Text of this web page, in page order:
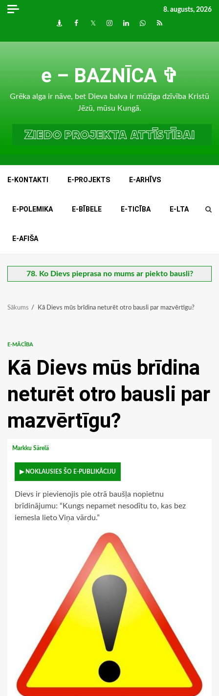
Skip
8. augusts, 2026
DraugiemFacebook
TwitterInstagram
LinkedInwhatsapp
RSS
e – BAZNĪCA ✞
Grēka alga ir nāve, bet Dieva balva ir mūžīga dzīvība Kristū
Jēzū, mūsu Kungā.
E-KONTAKTI E-PROJEKTS E-ARHĪVS
E-POLEMIKA E-BĪBELE E-TICĪBA E-LTA
E-AFIŠA
78. Ko Dievs pieprasa no mums ar piekto bausli?
Sākums Kā Dievs mūs brīdina neturēt otro bausli par mazvērtīgu?
E-MĀCĪBA
Kā Dievs mūs brīdina
neturēt otro bausli par
mazvērtīgu?
Markku Särelä
▶ NOKLAUSIES ŠO E-PUBLIKĀCIJU
Dievs ir pievienojis pie otrā baušļa nopietnu
brīdinājumu: “Kungs nepamet nesodītu to, kas bez
iemesla lieto Viņa vārdu.”